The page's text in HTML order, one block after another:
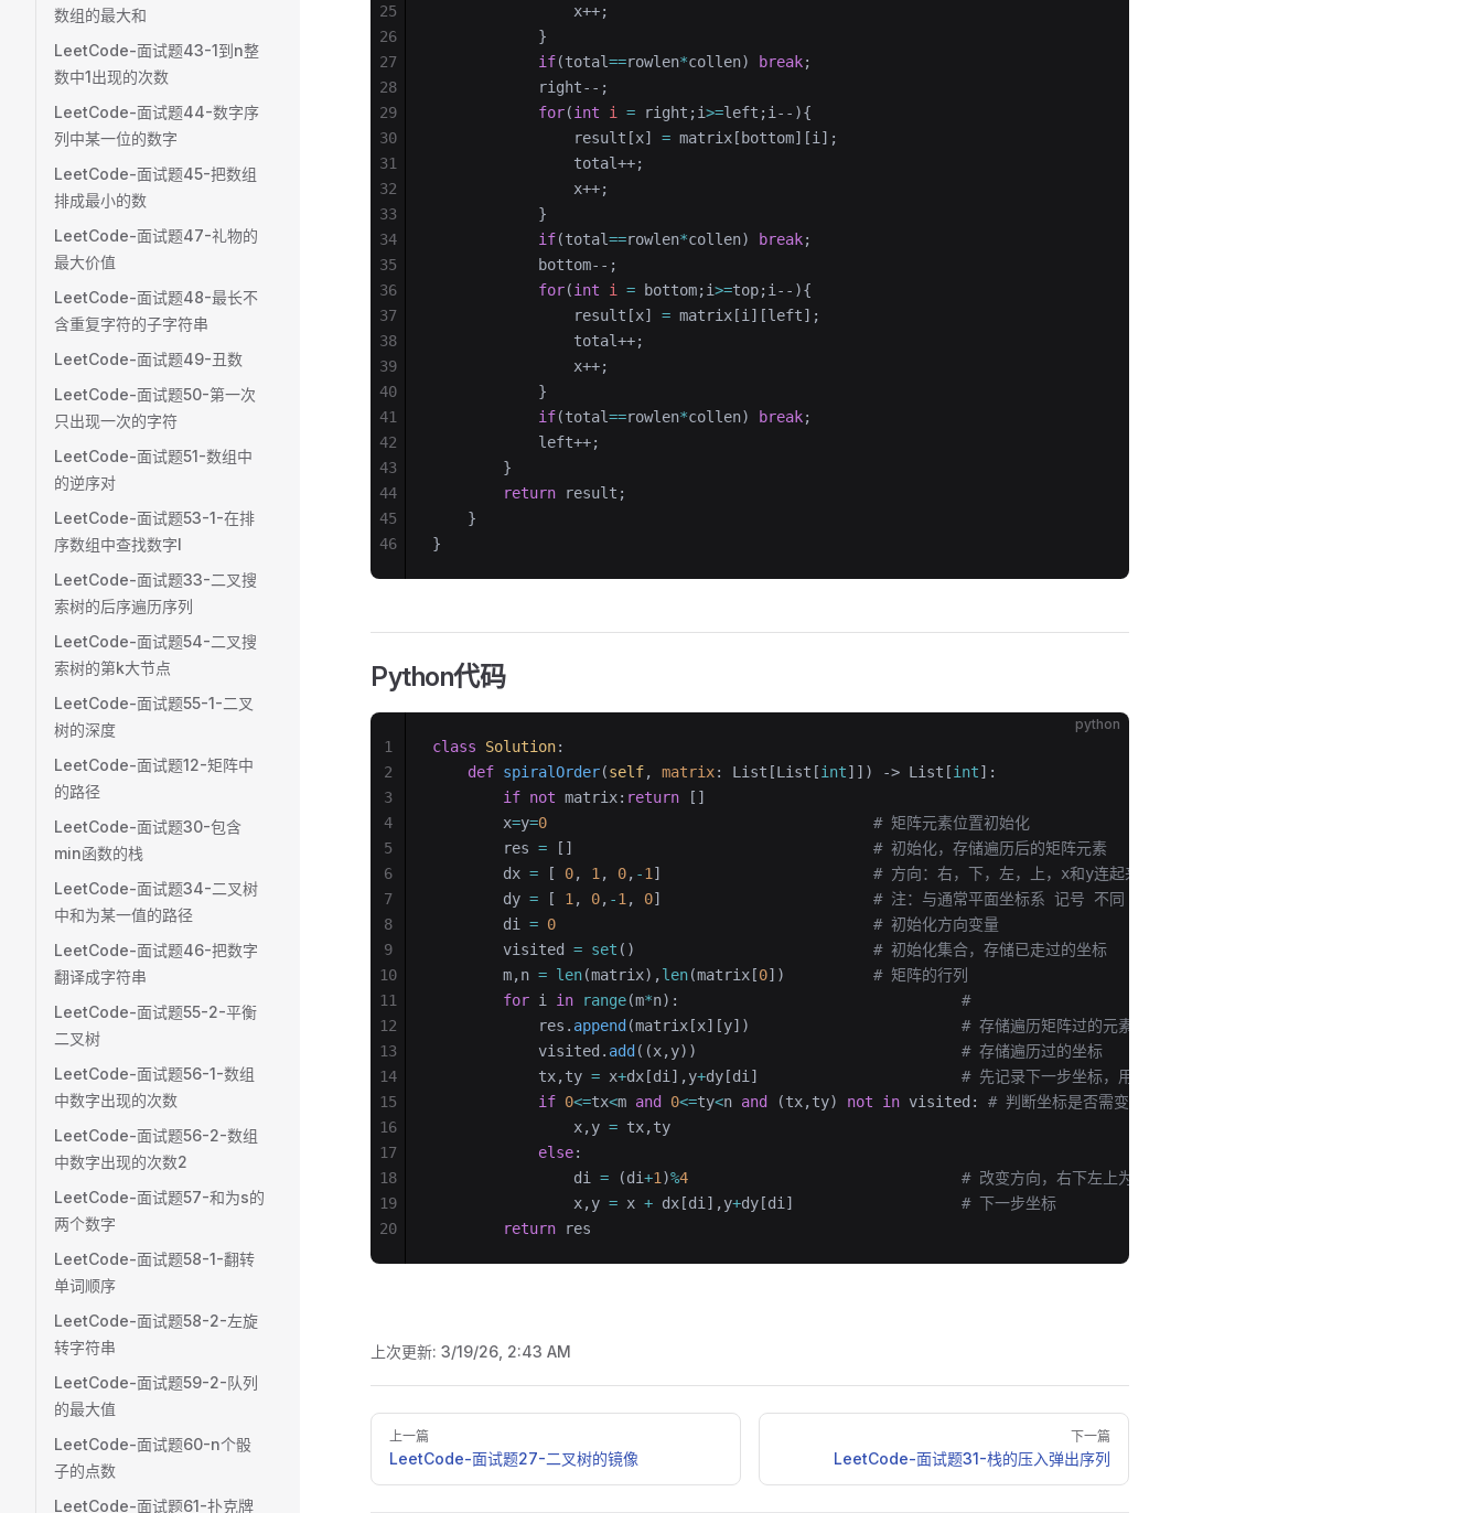
数组的最大和
LeetCode-面试题43-1到n整
数中1出现的次数
LeetCode-面试题44-数字序
列中某一位的数字
LeetCode-面试题45-把数组
排成最小的数
LeetCode-面试题47-礼物的
最大价值
LeetCode-面试题48-最长不
含重复字符的子字符串
LeetCode-面试题49-丑数
LeetCode-面试题50-第一次
只出现一次的字符
LeetCode-面试题51-数组中
的逆序对
LeetCode-面试题53-1-在排
序数组中查找数字I
LeetCode-面试题33-二叉搜
索树的后序遍历序列
LeetCode-面试题54-二叉搜
索树的第k大节点
LeetCode-面试题55-1-二叉
树的深度
LeetCode-面试题12-矩阵中
的路径
LeetCode-面试题30-包含
min函数的栈
LeetCode-面试题34-二叉树
中和为某一值的路径
LeetCode-面试题46-把数字
翻译成字符串
LeetCode-面试题55-2-平衡
二叉树
LeetCode-面试题56-1-数组
中数字出现的次数
LeetCode-面试题56-2-数组
中数字出现的次数2
LeetCode-面试题57-和为s的
两个数字
LeetCode-面试题58-1-翻转
单词顺序
LeetCode-面试题58-2-左旋
转字符串
LeetCode-面试题59-2-队列
的最大值
LeetCode-面试题60-n个骰
子的点数
LeetCode-面试题61-扑克牌
                x++;
            }
            if
(total==rowlen*collen) break;
            right--;
            for
(int i = right;i>=left;i--){
                result[x]
= matrix[bottom][i];
                total++;
                x++;
            }
            if
(total==rowlen*collen) break;
            bottom--;
            for
(int i = bottom;i>=top;i--){
                result[x]
= matrix[i][left];
                total++;
                x++;
            }
            if
(total==rowlen*collen) break;
            left++;
        }
        return
result;
    }
}
25
26
27
28
29
30
31
32
33
34
35
36
37
38
39
40
41
42
43
44
45
46
Python代码
python
class Solution:
    def
spiralOrder(self, matrix: List[List[int]]) -> List[int]:
        if
not matrix: return []
        x
=y=0
                                     # 矩阵元素位置初始化
        res
= [] # 初始化，存储遍历后的矩阵元素
        dx
= [ 0, 1 , 0, -1 ] # 方向：右，下，左，上，x和y连起来看
        dy
= [ 1 , 0, -1 , 0] # 注：与通常平面坐标系 记号 不同
        di
= 0
                                    # 初始化方向变量
        visited
= set () # 初始化集合，存储已走过的坐标
        m,n
= len(matrix),len(matrix[0]) # 矩阵的行列
        for
i in range(m*n): #
            res.
append (matrix[x][y]) # 存储遍历矩阵过的元素
            visited.
add ((x,y)) # 存储遍历过的坐标
            tx,ty
= x+dx[di],y+dy[di] # 先记录下一步坐标，用于判断下一步怎么走
            if
0<=tx<m and 0<=ty<n and (tx,ty) not in visited: # 判断坐标是否需变向，且没有遍历过
                x,y
= tx,ty
            else
:
                di
= (di+1 )%4
                               # 改变方向，右下左上为一圈，防止方向坐标越界
                x,y
= x + dx[di],y+dy[di] # 下一步坐标
        return
res
1
2
3
4
5
6
7
8
9
10
11
12
13
14
15
16
17
18
19
20
上次更新: 3/19/26, 2:43 AM
Pager
上一篇
LeetCode-面试题27-二叉树的镜像
下一篇
LeetCode-面试题31-栈的压入弹出序列